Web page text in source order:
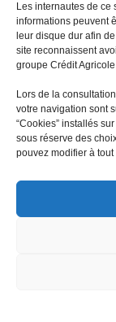
Les internautes de ce
informations peuvent
leur disque dur afin
site reconnaissent
groupe Crédit Agricole
Lors de la
votre navigation sont
“Cookies” installés
sous réserve des
pouvez modifier à tout
autorisé, toute
qui ont accès aux
privée des
leurs données.
de vous
des données à
bancaire, code…).
© Tous